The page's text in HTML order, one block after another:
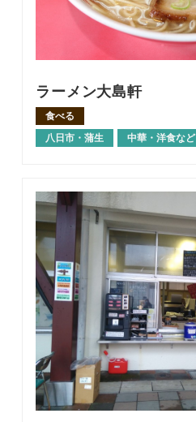
ラーメン大島軒
食べる
八日市・蒲生
中華・洋食など